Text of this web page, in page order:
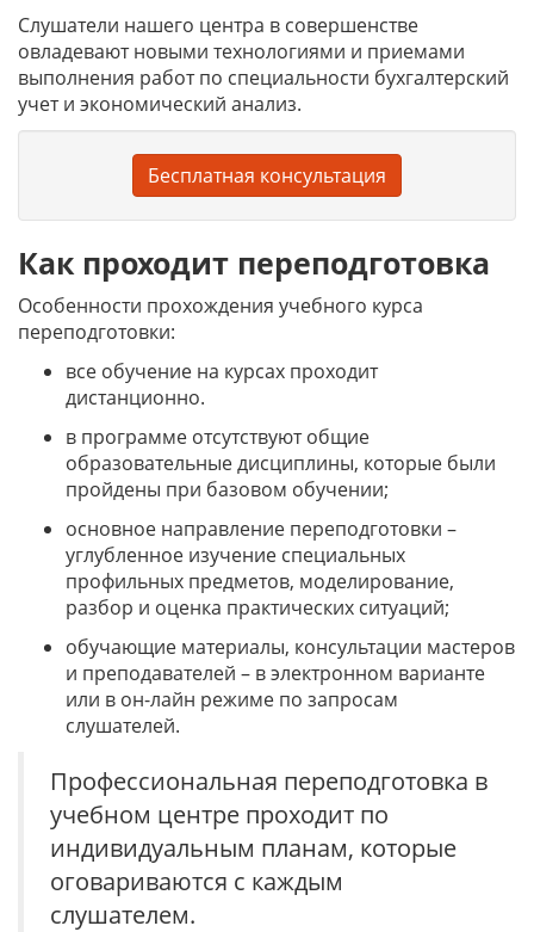
Слушатели нашего центра в совершенстве
овладевают новыми технологиями и приемами
выполнения работ по специальности бухгалтерский
учет и экономический анализ.
Бесплатная консультация
Как проходит переподготовка
Особенности прохождения учебного курса
переподготовки:
все обучение на курсах проходит
дистанционно.
в программе отсутствуют общие
образовательные дисциплины, которые были
пройдены при базовом обучении;
основное направление переподготовки –
углубленное изучение специальных
профильных предметов, моделирование,
разбор и оценка практических ситуаций;
обучающие материалы, консультации мастеров
и преподавателей – в электронном варианте
или в он-лайн режиме по запросам
слушателей.
Профессиональная переподготовка в
учебном центре проходит по
индивидуальным планам, которые
оговариваются с каждым
слушателем.